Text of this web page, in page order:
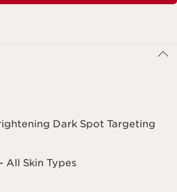
Dark Spot Targeting
All Skin Types